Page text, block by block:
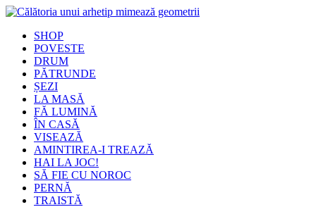
SHOP
POVESTE
DRUM
PĂTRUNDE
ȘEZI
LA MASĂ
FĂ LUMINĂ
ÎN CASĂ
VISEAZĂ
AMINTIREA-I TREAZĂ
HAI LA JOC!
SĂ FIE CU NOROC
PERNĂ
TRAISTĂ